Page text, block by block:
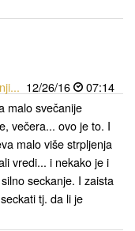
12/26/16
07:14
malo svečanije
večera... ovo je to. I
malo više strpljenja
vredi... i nekako je i
seckanje. I zaista
tj. da li je